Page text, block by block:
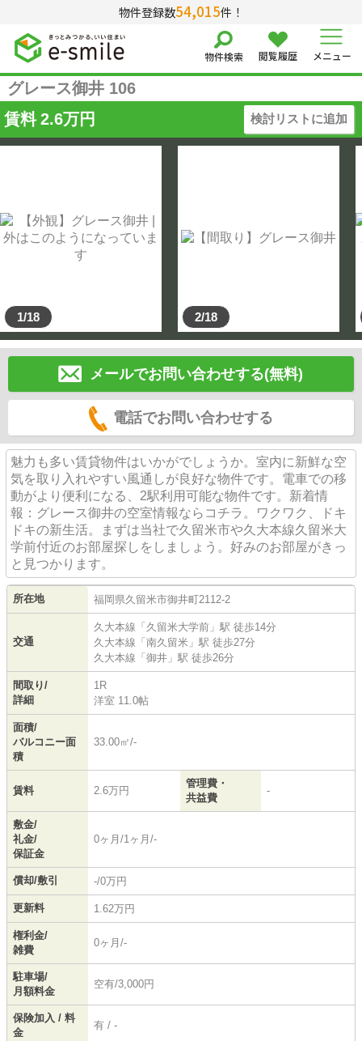
物件登録数54,015件！
物件検索 閲覧履歴 メニュー
グレース御井 106
賃料 2.6万円 検討リストに追加
1/18 2/18
メールでお問い合わせする(無料)
電話でお問い合わせする
魅力も多い賃貸物件はいかがでしょうか。室内に新鮮な空
気を取り入れやすい風通しが良好な物件です。電車での移
動がより便利になる、2駅利用可能な物件です。新着情
報：グレース御井の空室情報ならコチラ。ワクワク、ドキ
ドキの新生活。まずは当社で久留米市や久大本線久留米大
学前付近のお部屋探しをしましょう。好みのお部屋がきっ
と見つかります。
所在地 福岡県久留米市御井町2112-2
交通
久大本線 「久留米大学前 」駅 徒歩14分
久大本線 「南久留米 」駅 徒歩27分
久大本線 「御井 」駅 徒歩26分
間取り/
詳細
1R
洋室 11.0帖
面積/
バルコニー面
積
33.00㎡/-
賃料 2.6万円
管理費・
共益費
-
敷金/
礼金/
保証金
0ヶ月/1ヶ月/-
償却/敷引 -/0万円
更新料 1.62万円
権利金/
雑費
0ヶ月/-
駐車場/
月額料金
空有/3,000円
保険加入 / 料
金
有 / -